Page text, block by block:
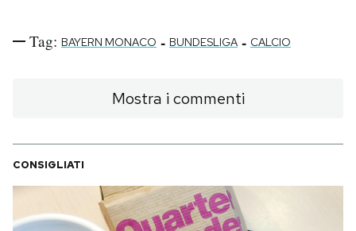
Tag: BAYERN MONACO - BUNDESLIGA - CALCIO
Mostra i commenti
CONSIGLIATI